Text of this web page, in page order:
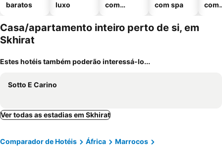
baratos
luxo
com
com spa
com
Casa/apartamento inteiro perto de si, em
Skhirat
Estes hotéis também poderão interessá-lo...
Sotto E Carino
Ver todas as estadias em Skhirat
Comparador de Hotéis África
Marrocos